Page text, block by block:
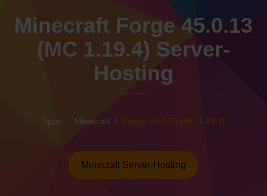
Minecraft Forge 45.0.13
(MC 1.19.4) Server-
Hosting
Apps Minecraft Forge 45.0.13 (MC 1.19.4)
Minecraft Server-Hosting